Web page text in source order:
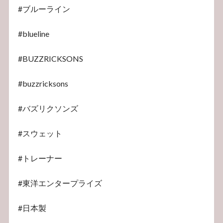
#ブルーライン
#blueline
#BUZZRICKSONS
#buzzricksons
#バズリクソンズ
#スウェット
#トレーナー
#東洋エンタープライズ
#日本製